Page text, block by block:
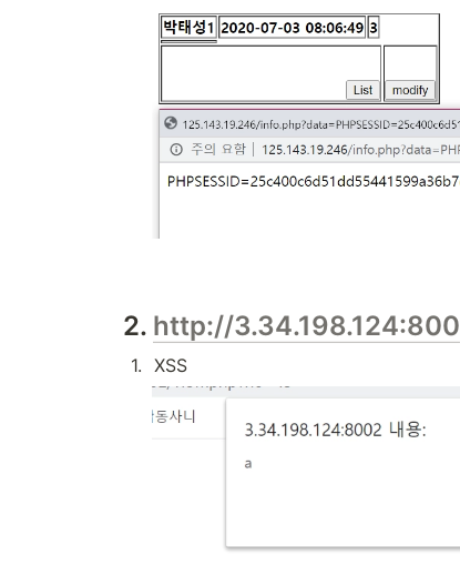
2. http://3.34.198.124:800
1. XSS